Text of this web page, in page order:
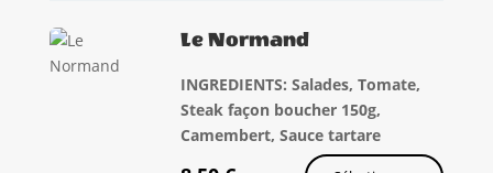
Le Normand
INGREDIENTS: Salades, Tomate,
Steak façon boucher 150g,
Camembert, Sauce tartare